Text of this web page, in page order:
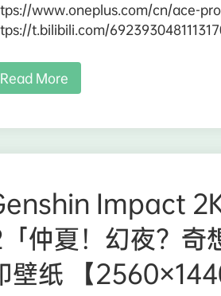
www.oneplus.com/cn/ace-
t.bilibili.com/
Read More
Impact
仲夏！幻夜？奇
壁纸 【